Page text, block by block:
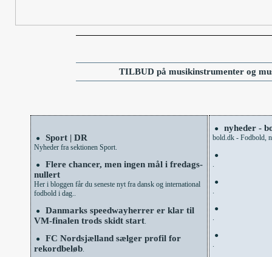
TILBUD på musikinstrumenter og
● Sport | DR
Nyheder fra sektionen Sport.
● Flere chancer, men ingen mål i fredags-
nullert
Her i bloggen får du seneste nyt fra dansk og international
fodbold i dag..
● Danmarks speedwayherrer er klar til
VM-finalen trods skidt start.
● FC Nordsjælland sælger profil for
rekordbeløb.
● nyheder -
bold.dk - Fodbold,
●
.
●
.
●
.
●
.